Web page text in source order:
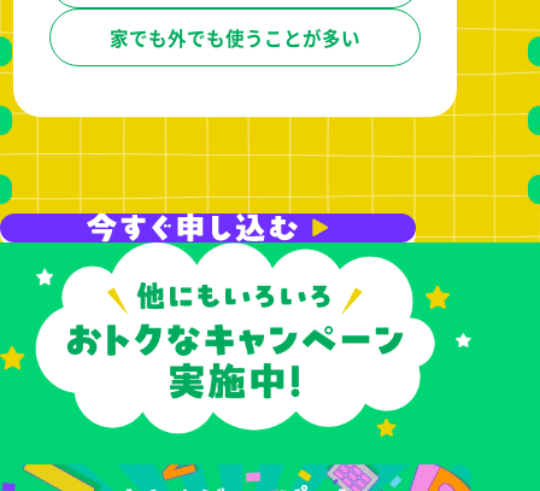
家でも外でも使うことが多い
（2/3）
家でWi-Fiを使ってる？
家にいるときはWi-Fiを使う
使わない/家にWi-Fiがない
（3/3）
スマホで何をしている？
LINEやメール、ネット検索くらい
SNSをよく使う
ゲームやアプリ、動画をよく見る
データ消費が少ないあなたは
「LINEMOベストプラン（～
3GB）」がおすすめ！